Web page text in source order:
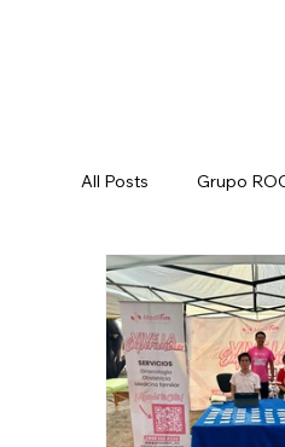
All Posts Grupo
Brigadas de salud